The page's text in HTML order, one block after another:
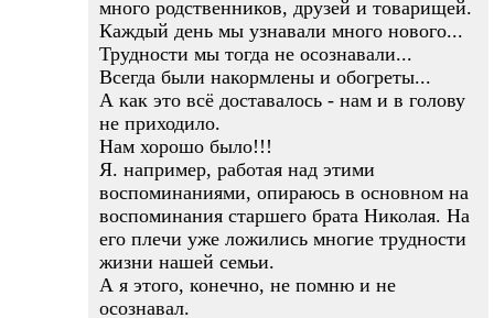
много родственников, друзей и товарищей.
Каждый день мы узнавали много нового...
Трудности мы тогда не осознавали...
Всегда были накормлены и обогреты...
А как это всё доставалось - нам и в голову
не приходило.
Нам хорошо было!!!
Я. например, работая над этими
воспоминаниями, опираюсь в основном на
воспоминания старшего брата Николая. На
его плечи уже ложились многие трудности
жизни нашей семьи.
А я этого, конечно, не помню и не
осознавал.